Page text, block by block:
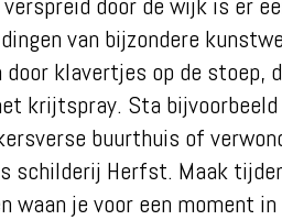
van bijzondere
klavertjes op de stoep,
krijtspray. Sta
buurthuis of
schilderij Herfst. Maak
waan je voor een moment